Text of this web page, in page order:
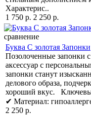
Характерис..
1 750 р. 2 250 р.
сравнение
Буква С золотая Запонки
Позолоченные запонки
аксессуар с
запонки станут
делового образа,
хороший вкус.
✔ Материал:
2 250 р.